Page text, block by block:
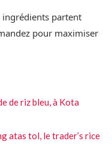
ingrédients partent
pour maximiser
de riz bleu, à Kota
atas tol, le trader’s rice